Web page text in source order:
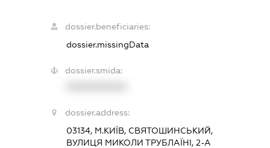
dossier.beneficiaries:
dossier.missingData
dossier.smida:
dossier.address:
03134, М.КИЇВ, СВЯТОШИНСЬКИЙ,
ВУЛИЦЯ МИКОЛИ ТРУБЛАЇНІ, 2-А